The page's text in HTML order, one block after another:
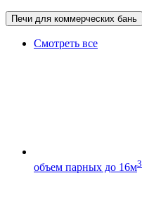
Печи для коммерческих бань
Смотреть все
объем парных до 16м3